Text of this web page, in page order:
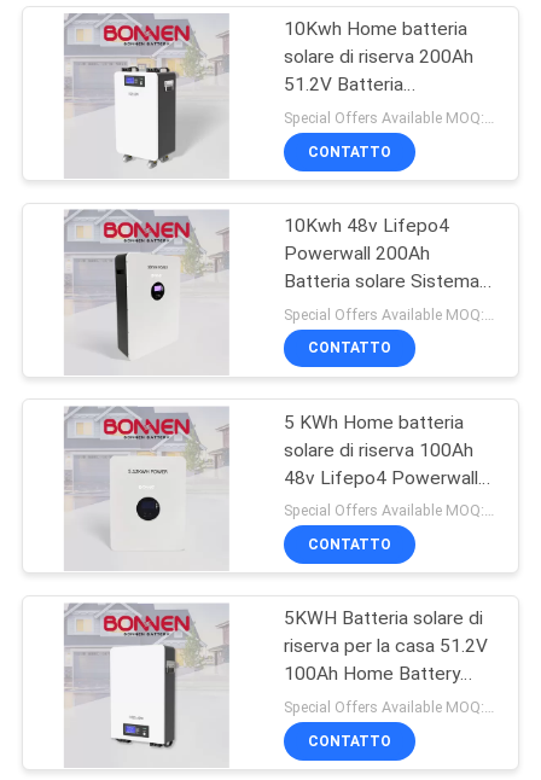
batteria al litio del
carretto di golf
Home Batteria
solare di riserva
20
Batteria al litio per
scooter di mobilità
10Kwh Home batteria
solare di riserva 200Ah
51.2V Batteria
residenziale di
stoccaggio
CONTATTO
10Kwh 48v Lifepo4
Powerwall 200Ah
Batteria solare Sistema
di backup per la casa
CONTATTO
5 KWh Home batteria
solare di riserva 100Ah
48v Lifepo4 Powerwall
per la casa
Special Offers Available MOQ:2 unità
CONTATTO
5KWH Batteria solare di
riserva per la casa 51.2V
100Ah Home Battery
Storage
Special Offers Available MOQ:2 unità
CONTATTO